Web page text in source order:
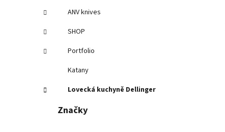
ANV knives
SHOP
Portfolio
Katany
Lovecká kuchyně Dellinger
Značky